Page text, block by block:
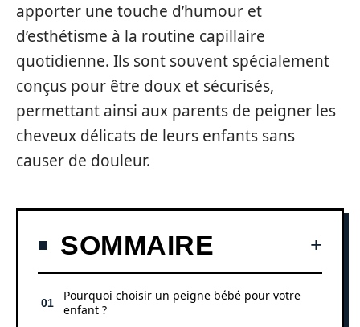
apporter une touche d’humour et
d’esthétisme à la routine capillaire
quotidienne. Ils sont souvent spécialement
conçus pour être doux et sécurisés,
permettant ainsi aux parents de peigner les
cheveux délicats de leurs enfants sans
causer de douleur.
SOMMAIRE
Pourquoi choisir un peigne bébé pour votre
enfant ?